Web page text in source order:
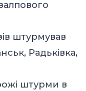
штурмував
Радьківка,
штурми в